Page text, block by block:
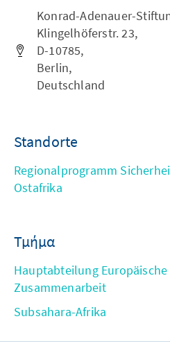
Konrad-Adenauer-
Klingelhöferstr. 23,
D-10785,
Berlin,
Deutschland
Standorte
Regionalprogramm
Ostafrika
Τμήμα
Hauptabteilung
Zusammenarbeit
Subsahara-Afrika